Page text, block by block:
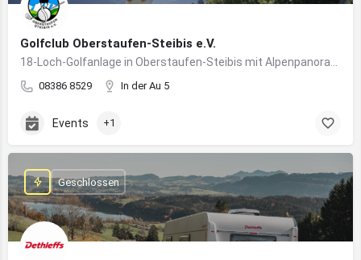
Golfclub Oberstaufen-Steibis e.V.
08386 8529 In der Au 5
Events +1
Geschlossen